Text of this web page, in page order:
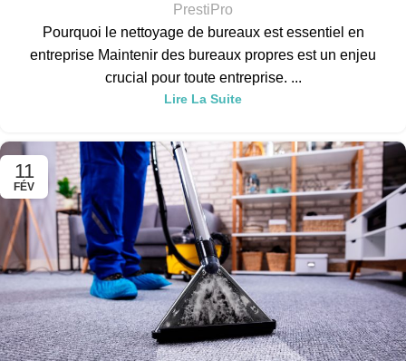
PrestiPro
Pourquoi le nettoyage de bureaux est essentiel en
entreprise Maintenir des bureaux propres est un enjeu
crucial pour toute entreprise. ...
Lire La Suite
11
FÉV